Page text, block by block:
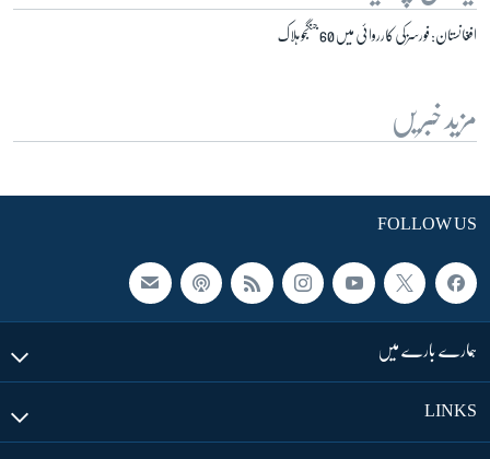
افغانستان: فورسز کی کارروائی میں 60 جنگجو ہلاک
مزید خبریں
FOLLOW US
ہمارے بارے میں
LINKS